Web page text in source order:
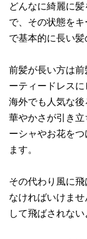
どんなに綺麗に
で、その状態を
で基本的に長い髪
前髪が長い方は
ーティードレス
海外でも人気な
華やかさが引き
ーシャやお花を
ます。
その代わり風に
なければいけま
して飛ばされない